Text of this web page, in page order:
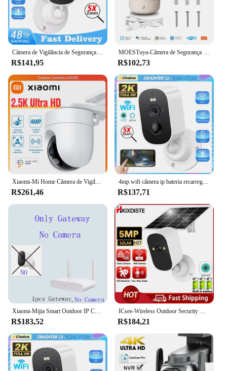
its wholesale availability, vendors and suppliers can
offer this reliable product to their customers at
competitive prices, making it a smart investment for
anyone seeking a reliable security solution.
Câmera de Vigilância de Segurança Externa Sem Fio, Detecção Humanoide PIR, Spotlight, Cor HD, Visão Noturna, Bateria, 2K, 4MP
R$141,95
MOESTuya-Câmera de Segurança Pan Tilt Inteligente, Wi-Fi, 4MP, HD, Infravermelho, Visão Nocturna, Movimento, Detecção de Som, Monitor, Patrulha Panorâmica
R$102,73
Xiaomi-Mi Home Câmera de Vigilância Inteligente Ao Ar Livre, Webcam de Segurança, Colorida, Visão Noturna, WiFi, 2.5K, IP66, Ultra HD, CW400
R$261,46
4mp wifi câmera ip bateria recarregável câmera de vigilância ao ar livre visão noturna mini câmera de segurança em casa monitor do bebê icsee
R$137,71
Xiaomi-Mijia Smart Outdoor IP Camera, Segurança Sem Fio, Câmera de Visão Noturna Infravermelha, IP65 Impermeável, Bateria 5700mAh, HD 1080P, Mijia APP
R$183,52
ICsee-Wireless Outdoor Security Câmera Solar, Alimentado por Bateria, Detecção de Movimento, Cor, Visão Nocturna, Impermeável, WiFi, 5MP
R$184,21